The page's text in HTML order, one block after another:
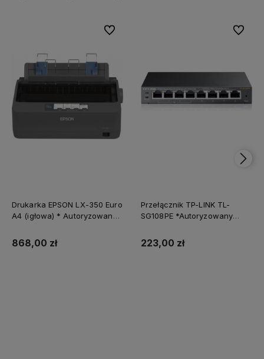
Drukarka EPSON LX-350 Euro
A4 (igłowa) * Autoryzowany
Natychmiastowa wysyłka
868,00 zł
Do ulubionych
Przełącznik TP-LINK TL-
SG108PE *Autoryzowany
223,00 zł
Do